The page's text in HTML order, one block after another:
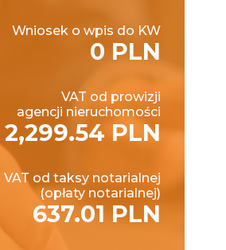
Wniosek o wpis do KW
0 PLN
VAT od prowizji
agencji nieruchomości
2,299.54 PLN
VAT od taksy notarialnej
(opłaty notarialnej)
637.01 PLN